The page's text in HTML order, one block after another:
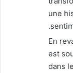
une
En
est
dans